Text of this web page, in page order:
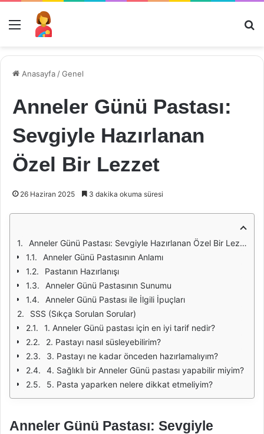
Menü
Anasayfa /Genel
Anneler Günü Pastası:
Sevgiyle Hazırlanan
Özel Bir Lezzet
26 Haziran 2025 3 dakika okuma süresi
Anneler Günü Pastası: Sevgiyle Hazırlanan Özel Bir Lezzet
Anneler Günü Pastasının Anlamı
Pastanın Hazırlanışı
Anneler Günü Pastasının Sunumu
Anneler Günü Pastası ile İlgili İpuçları
SSS (Sıkça Sorulan Sorular)
1. Anneler Günü pastası için en iyi tarif nedir?
2. Pastayı nasıl süsleyebilirim?
3. Pastayı ne kadar önceden hazırlamalıyım?
4. Sağlıklı bir Anneler Günü pastası yapabilir miyim?
5. Pasta yaparken nelere dikkat etmeliyim?
Anneler Günü Pastası: Sevgiyle